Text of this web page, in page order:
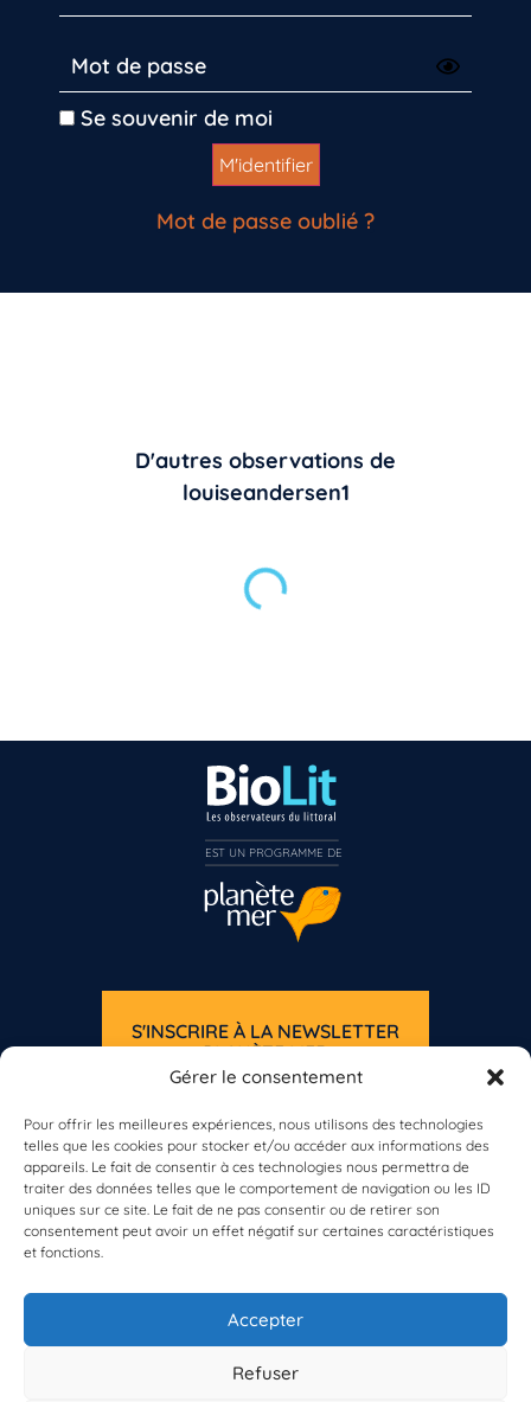
Gérer le consentement
Pour offrir les meilleures expériences, nous utilisons des technologies
telles que les cookies pour stocker et/ou accéder aux informations des
appareils. Le fait de consentir à ces technologies nous permettra de
traiter des données telles que le comportement de navigation ou les ID
uniques sur ce site. Le fait de ne pas consentir ou de retirer son
consentement peut avoir un effet négatif sur certaines caractéristiques
et fonctions.
Accepter
Refuser
Se souvenir de moi
Mot de passe oublié ?
D'autres observations de
louiseandersen1
À propos de Planète Mer
Résultats du programme
Contacts
Mentions légales
S'INSCRIRE À LA NEWSLETTER
PLANÈTE MER